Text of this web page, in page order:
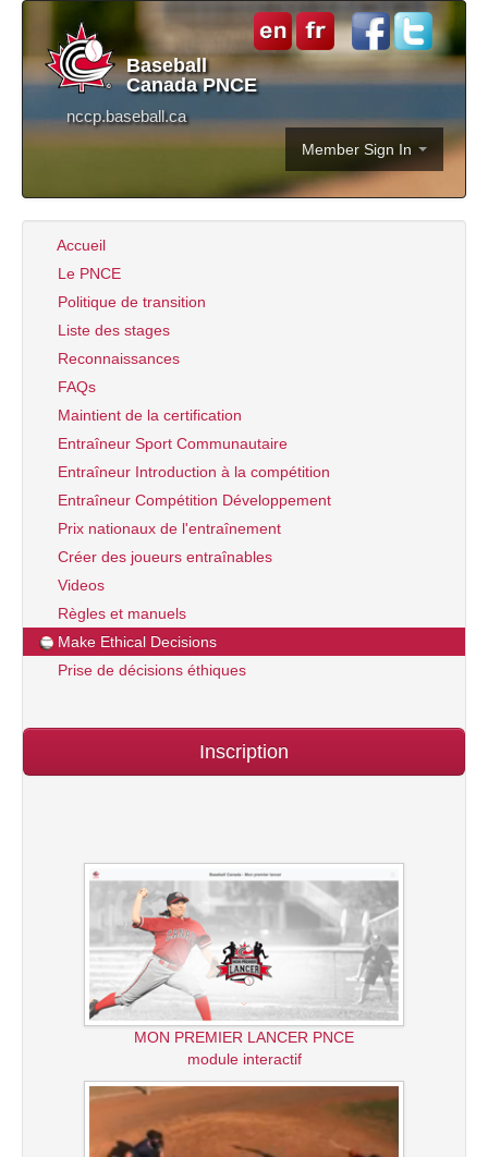
Baseball
Canada PNCE
nccp.baseball.ca
Member Sign In
Accueil
Le PNCE
Politique de transition
Liste des stages
Reconnaissances
FAQs
Maintient de la certification
Entraîneur Sport Communautaire
Entraîneur Introduction à la compétition
Entraîneur Compétition Développement
Prix nationaux de l'entraînement
Créer des joueurs entraînables
Videos
Règles et manuels
Make Ethical Decisions
Prise de décisions éthiques
Inscription
MON PREMIER LANCER PNCE
module interactif